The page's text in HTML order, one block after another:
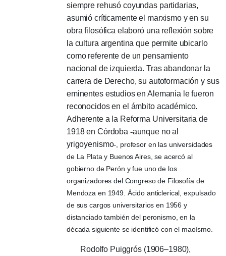
siempre rehusó coyundas partidarias,
asumió críticamente el marxismo y en su
obra filosófica elaboró ​​una reflexión sobre
la cultura argentina que permite ubicarlo
como referente de un pensamiento
nacional de izquierda. Tras abandonar la
carrera de Derecho, su autoformación y sus
eminentes estudios en Alemania le fueron
reconocidos en el ámbito académico.
Adherente a la Reforma Universitaria de
1918 en Córdoba -aunque no al
yrigoyenismo- , profesor en las universidades
de La Plata y Buenos Aires, se acercó al
gobierno de Perón y fue uno de los
organizadores del Congreso de Filosofía de
Mendoza en 1949. Ácido anticlerical, expulsado
de sus cargos universitarios en 1956 y
distanciado también del peronismo, en la
década siguiente se identificó con el maoísmo.
Rodolfo Puiggrós (1906–1980),